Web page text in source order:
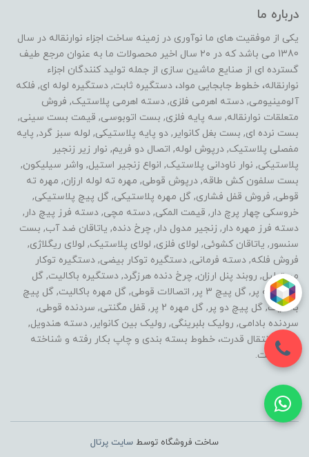
درباره ما
یکی از موفقیت های ما نوآوری در زمینه ساخت اجزاء نوارنقاله در سال
1380 می باشد که در ۲۰ سال اخیر محصولات ما به عنوان مرجع طیف
گسترده ای از صنایع ماشین سازی از جمله تولید کنندگان اجزاء
نوارنقاله، خطوط جابجایی مواد، دستگیره ثابت, دستگیره لوله ای, فلکه
آلومینیومی, دسته اهرمی فلزی, دسته اهرمی پلاستیک, فروش
متعلقات نوارنقاله, سه پایه فلزی, بست اتوبوسی, قیمت بست سینی,
بست نرده ای, بست بغل کانوایر, دو پایه پلاستیکی, لوله سبز گرد, پایه
مفصلی پلاستیک, درپوش لوله, اتصال دو فریم, نوار زیر زنجیر
پلاستیکی, نوار ناودانی پلاستیک, انواع زنجیر استیل, واشر سیلیکون,
بست سلفون کش طاقه, درپوش قوطی, مهره ته لوله ارزان, مهره ته
قوطی, فروش قفل فشاری, گل مهره پلاستیکی, گل پیچ پلاستیکی,
خروسکی چهار پرچ دار, قیمت المکی, دسته مچی, دسته فرز پیچ دار,
دسته فرز مهره دار, زنجیر مدول دار, چرخ دنده, یاتاقان ضد آب, بست
سنسور, یاتاقان کشوئی, لولای فلزی, لولای پلاستیک, لولای ریگلاژی,
فروش فلکه, دسته فرمانی, دستگیره توکار بیضی, دستگیره توکار
مستطیل, روبند پنل ارزان, چرخ دنده هرزگرد, دستگیره باکالیت, گل
مهره سه پر, گل پیچ 3 پر, اتصالات قوطی, گل مهره باکالیت, گل پیچ
باکالیت, گل پیچ دو پر, گل مهره 2 پر, قفل مگنتی, سردنده قوطی,
سردنده بادامی, رولیک بلبرینگی, رولیک بین کانوایر, دسته هندویل,
خطوط انتقال قدرت، خطوط بسته بندی و چاپ بکار رفته و شناخته
شده است.
ساخت فروشگاه توسط سایت پرتال